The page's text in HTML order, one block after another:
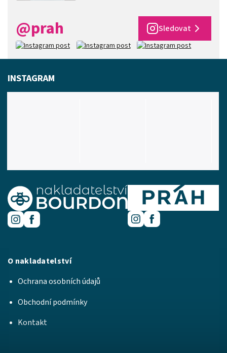
@prah Sledovat
O nakladatelství
Ochrana osobních údajů
Obchodní podmínky
Kontakt
INSTAGRAM